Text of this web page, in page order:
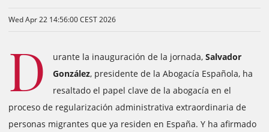
Wed Apr 22 14:56:00 CEST 2026
D urante la inauguración de la jornada, Salvador
González, presidente de la Abogacía Española, ha
resaltado el papel clave de la abogacía en el
proceso de regularización administrativa extraordinaria de
personas migrantes que ya residen en España. Y ha afirmado